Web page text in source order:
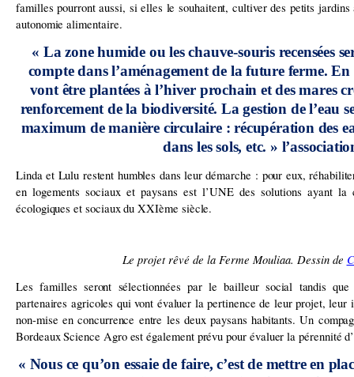
familles pourront aussi, si elles le souhaitent, cultiver des petits
autonomie alimentaire.
« La zone humide ou les chauve-souris recensées
compte dans l’aménagement de la future ferme. En
vont être plantées à l’hiver prochain et des mares
renforcement de la biodiversité. La gestion de l’eau
maximum de manière circulaire : récupération des
dans les sols, etc. »
Linda et Lulu restent humbles dans leur démarche : pour eux,
en logements sociaux et paysans est l’UNE des solutions ayant
écologiques et sociaux du XXIème siècle.
Le projet rêvé de la Ferme Mouliaa. Dessin de
Les familles seront sélectionnées par le bailleur social tandis
partenaires agricoles qui vont évaluer la pertinence de leur projet,
non-mise en concurrence entre les deux paysans habitants. Un
Bordeaux Science Agro est également prévu pour évaluer la pérennité
« Nous ce qu’on essaie de faire, c’est de mettre en